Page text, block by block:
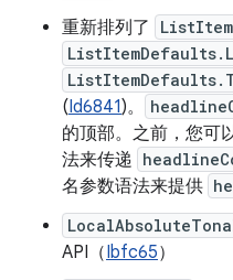
重新排列了
ListItem
(Id6841)。
的顶部。之前，您可
法来传递
名参数语法来提供
API（Ibfc65）